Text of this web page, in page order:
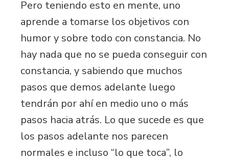
Pero teniendo esto en mente, uno
aprende a tomarse los objetivos con
humor y sobre todo con constancia. No
hay nada que no se pueda conseguir con
constancia, y sabiendo que muchos
pasos que demos adelante luego
tendrán por ahí en medio uno o más
pasos hacia atrás. Lo que sucede es que
los pasos adelante nos parecen
normales e incluso “lo que toca”, lo